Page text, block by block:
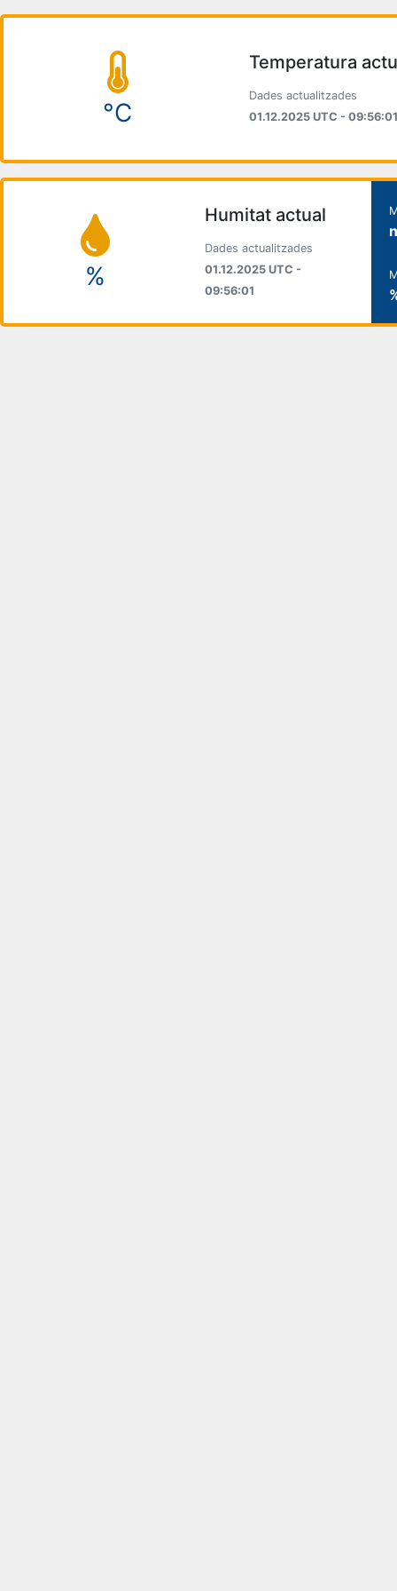
°C
Temperatura
Dades actualitzades
01.12.2025 UTC -
%
Humitat actual
Dades actualitzades
01.12.2025 UTC -
09:56:01